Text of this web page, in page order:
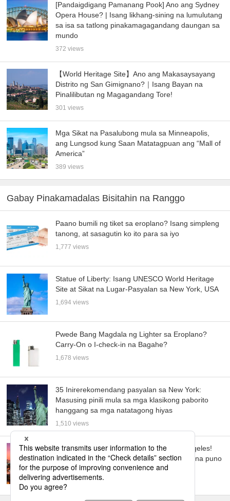
[Pandaigdigang Pamanang Pook] Ano ang Sydney
Opera House? | Isang likhang-sining na lumulutang
sa isa sa tatlong pinakamagagandang daungan sa
mundo
372 views
【World Heritage Site】Ano ang Makasaysayang
Distrito ng San Gimignano?｜Isang Bayan na
Pinalilibutan ng Magagandang Tore!
301 views
Mga Sikat na Pasalubong mula sa Minneapolis,
ang Lungsod kung Saan Matatagpuan ang “Mall of
America”
389 views
Gabay Pinakamadalas Bisitahin na Ranggo
Paano bumili ng tiket sa eroplano? Isang simpleng
tanong, at sasagutin ko ito para sa iyo
1,777 views
Statue of Liberty: Isang UNESCO World Heritage
Site at Sikat na Lugar-Pasyalan sa New York, USA
1,694 views
Pwede Bang Magdala ng Lighter sa Eroplano?
Carry-On o I-check-in na Bagahe?
1,678 views
35 Inirerekomendang pasyalan sa New York:
Masusing pinili mula sa mga klasikong paborito
hanggang sa mga natatagong hiyas
1,510 views
29 na mga sikat na destinasyon sa Los Angeles!
Bisitahin ang isang world-class na lungsod na puno
ng kasiyahan
1,253 views